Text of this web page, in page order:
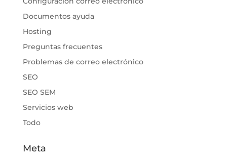
Documentos ayuda
Hosting
Preguntas frecuentes
Problemas de correo electrónico
SEO
SEO SEM
Servicios web
Todo
Meta